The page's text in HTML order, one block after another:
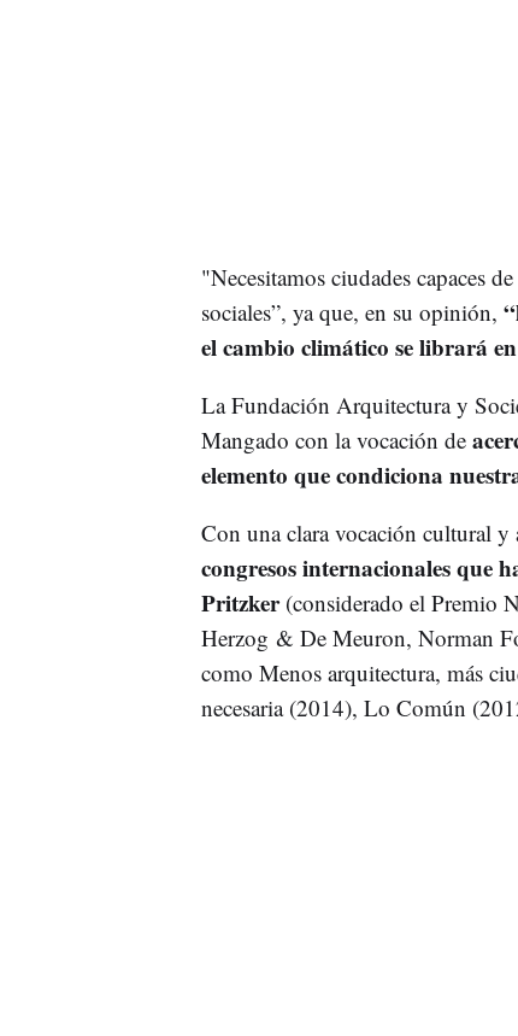
"Necesitamos ciudades capaces
sociales”, ya que, en su opinión,
el cambio climático se librará
La Fundación Arquitectura y
Mangado con la vocación de
elemento que condiciona
Con una clara vocación cultural y
congresos internacionales que
Pritzker(considerado el Premio
Herzog & De Meuron, Norman
como Menos arquitectura, más
necesaria (2014), Lo Común